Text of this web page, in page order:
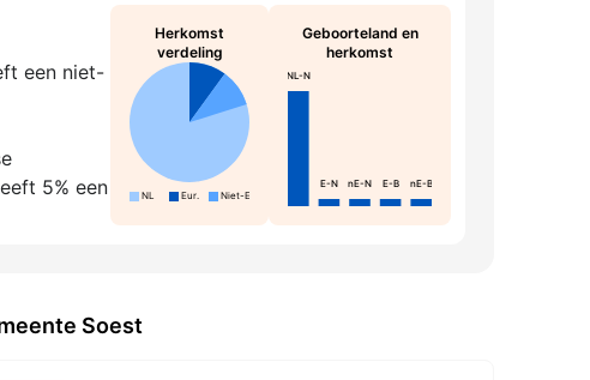
een niet-
5% een
Herkomst
verdeling
NL Eur. Niet-Eur.
Geboorteland en
herkomst
NL-N
E-N nE-N E-B nE-B
Soest